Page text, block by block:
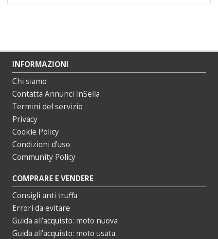
INFORMAZIONI
Chi siamo
Contatta Annunci InSella
Termini del servizio
Privacy
Cookie Policy
Condizioni d’uso
Community Policy
COMPRARE E VENDERE
Consigli anti truffa
Errori da evitare
Guida all’acquisto: moto nuova
Guida all’acquisto: moto usata